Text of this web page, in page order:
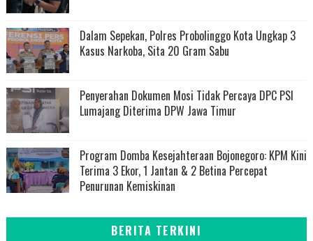
Dalam Sepekan, Polres Probolinggo Kota Ungkap 3
Kasus Narkoba, Sita 20 Gram Sabu
Penyerahan Dokumen Mosi Tidak Percaya DPC PSI
Lumajang Diterima DPW Jawa Timur
Program Domba Kesejahteraan Bojonegoro: KPM Kini
Terima 3 Ekor, 1 Jantan & 2 Betina Percepat
Penurunan Kemiskinan
BERITA TERKINI